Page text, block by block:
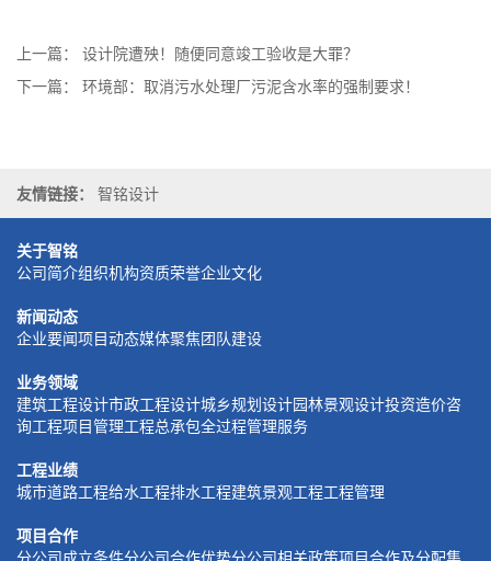
上一篇：
设计院遭殃！随便同意竣工验收是大罪？
下一篇：
环境部：取消污水处理厂污泥含水率的强制要求！
友情链接： 智铭设计
关于智铭
公司简介组织机构资质荣誉企业文化
新闻动态
企业要闻项目动态媒体聚焦团队建设
业务领域
建筑工程设计市政工程设计城乡规划设计园林景观设计投资造价咨
询工程项目管理工程总承包全过程管理服务
工程业绩
城市道路工程给水工程排水工程建筑景观工程工程管理
项目合作
分公司成立条件分公司合作优势分公司相关政策项目合作及分配集